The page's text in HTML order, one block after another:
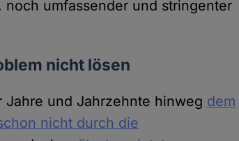
umfassender und stringenter
nicht lösen
und Jahrzehnte hinweg dem
nicht durch die